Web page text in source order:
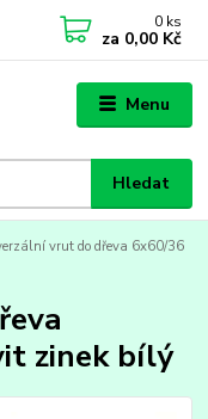
Menu
Hledat
0 ks
za 0,00 Kč
vrut do dřeva 6x60/36
zinek bílý